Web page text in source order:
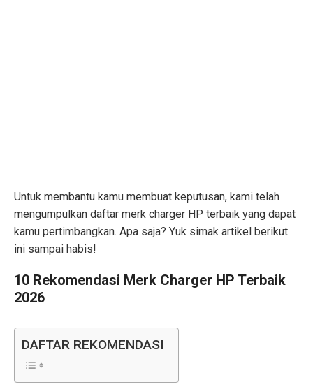
Untuk membantu kamu membuat keputusan, kami telah
mengumpulkan daftar merk charger HP terbaik yang dapat
kamu pertimbangkan. Apa saja? Yuk simak artikel berikut
ini sampai habis!
10 Rekomendasi Merk Charger HP Terbaik
2026
DAFTAR REKOMENDASI